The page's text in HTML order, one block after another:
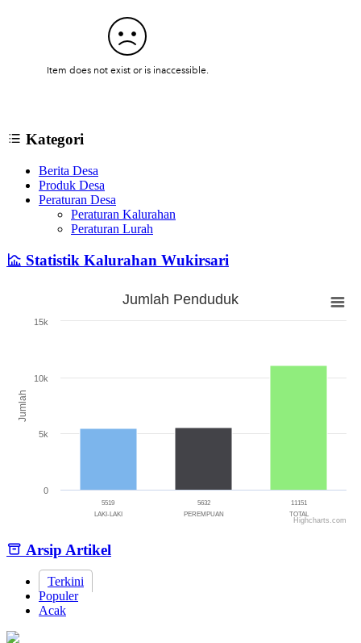
Kategori
Berita Desa
Produk Desa
Peraturan Desa
Peraturan Kalurahan
Peraturan Lurah
Statistik Kalurahan Wukirsari
The chart has 1 Y axis displaying Jumlah. Range: 0 to 15000.
Jumlah
Jumlah Penduduk
5519
LAKI-LAKI
5632
PEREMPUAN
11151
TOTAL
0
5k
10k
15k
Highcharts.com
Arsip Artikel
Terkini
Populer
Acak